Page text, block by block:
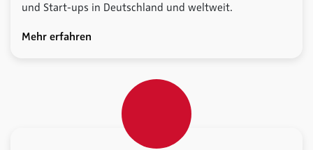
und Start-ups in Deutschland und weltweit.
Mehr erfahren